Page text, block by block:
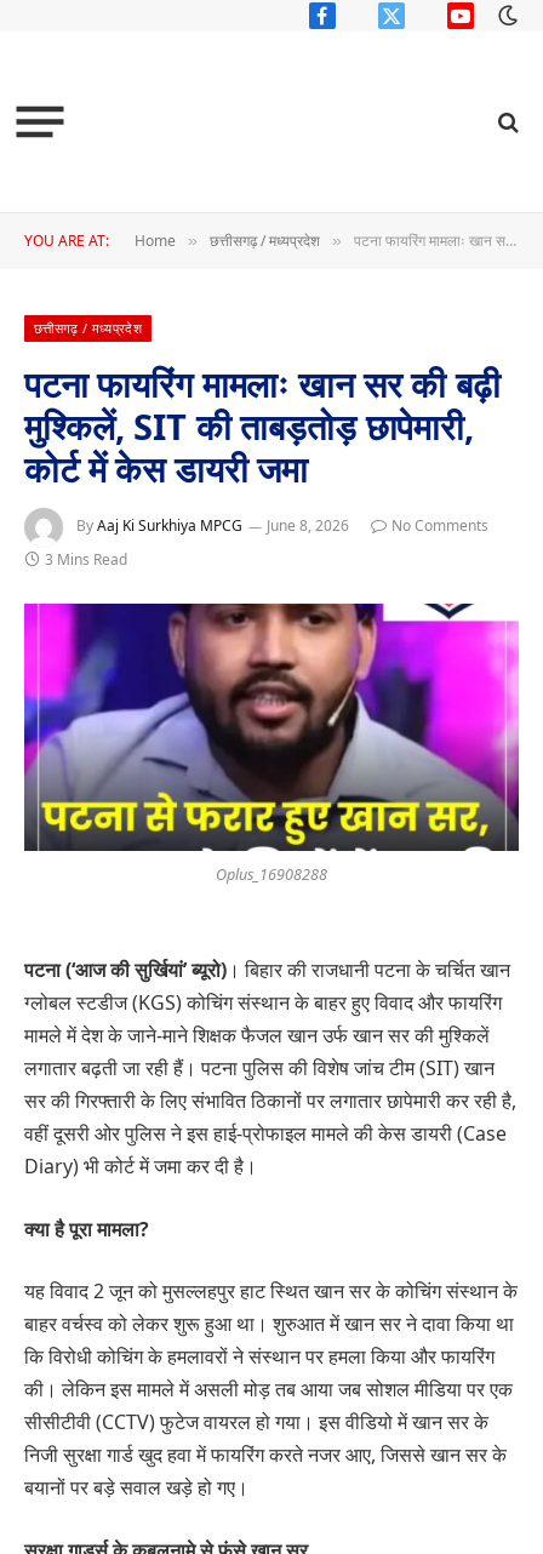
FacebookX
YouTube
YOU ARE AT: Home » छत्तीसगढ़ / मध्यप्रदेश » पटना फायरिंग मामलाः खान सर की बढ़ी मुश्किलें, SIT की ताबड़तोड़ छापेमारी, कोर्ट में केस डायरी जमा
छत्तीसगढ़ / मध्यप्रदेश
पटना फायरिंग मामलाः खान सर की बढ़ी
मुश्किलें, SIT की ताबड़तोड़ छापेमारी,
कोर्ट में केस डायरी जमा
ByAaj Ki Surkhiya MPCG June 8, 2026
No Comments
3 Mins Read
Oplus_16908288
पटना (‘आज की सुर्खियां’ ब्यूरो) । बिहार की राजधानी पटना के चर्चित खान
ग्लोबल स्टडीज (KGS) कोचिंग संस्थान के बाहर हुए विवाद और फायरिंग
मामले में देश के जाने-माने शिक्षक फैजल खान उर्फ खान सर की मुश्किलें
लगातार बढ़ती जा रही हैं। पटना पुलिस की विशेष जांच टीम (SIT) खान
सर की गिरफ्तारी के लिए संभावित ठिकानों पर लगातार छापेमारी कर रही है,
वहीं दूसरी ओर पुलिस ने इस हाई-प्रोफाइल मामले की केस डायरी (Case
Diary) भी कोर्ट में जमा कर दी है।
क्या है पूरा मामला?
यह विवाद 2 जून को मुसल्लहपुर हाट स्थित खान सर के कोचिंग संस्थान के
बाहर वर्चस्व को लेकर शुरू हुआ था। शुरुआत में खान सर ने दावा किया था
कि विरोधी कोचिंग के हमलावरों ने संस्थान पर हमला किया और फायरिंग
की। लेकिन इस मामले में असली मोड़ तब आया जब सोशल मीडिया पर एक
सीसीटीवी (CCTV) फुटेज वायरल हो गया। इस वीडियो में खान सर के
निजी सुरक्षा गार्ड खुद हवा में फायरिंग करते नजर आए, जिससे खान सर के
बयानों पर बड़े सवाल खड़े हो गए।